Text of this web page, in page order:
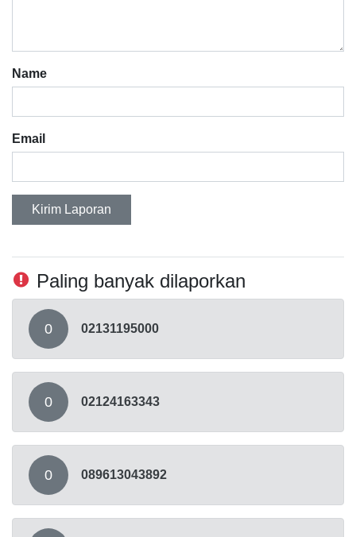
Name
Email
Kirim Laporan
Paling banyak dilaporkan
0 02131195000
0 02124163343
0 089613043892